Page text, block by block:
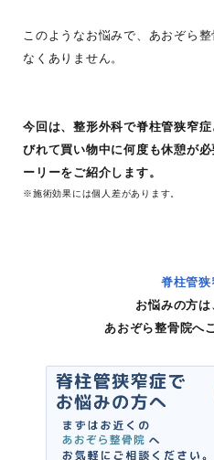
このようなお悩みで、あおぞら
なくありません。
今回は、整形外科で脊柱管狭窄
びれて買い物中に何度も休憩が
ーリーをご紹介します。
※施術効果には個人差があります。
脊柱管狭
お悩みの方
あおぞら整骨院へ